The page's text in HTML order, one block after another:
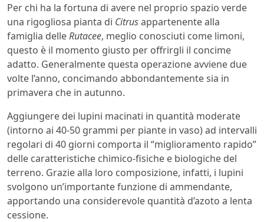
Per chi ha la fortuna di avere nel proprio spazio verde
una rigogliosa pianta di Citrusappartenente alla
famiglia delleRutacee, meglio conosciuti come limoni,
questo è il momento giusto per offrirgli il concime
adatto. Generalmente questa operazione avviene due
volte l’anno, concimando abbondantemente sia in
primavera che in autunno.
Aggiungere dei lupini macinati in quantità moderate
(intorno ai 40-50 grammi per piante in vaso) ad intervalli
regolari di 40 giorni comporta il “miglioramento rapido”
delle caratteristiche chimico-fisiche e biologiche del
terreno. Grazie alla loro composizione, infatti, i lupini
svolgono un’importante funzione di ammendante,
apportando una considerevole quantità d’azoto a lenta
cessione.